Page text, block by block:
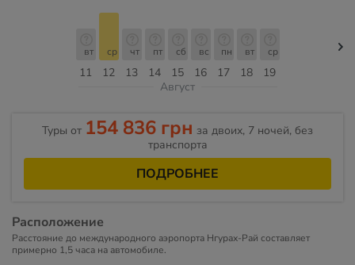
11
вт
12
ср
13
чт
14
пт
15
сб
16
вс
17
пн
18
вт
19
ср
Август
Туры от 154 836 грн за двоих, 7 ночей, без
транспорта
ПОДРОБНЕЕ
Расположение
Расстояние до международного аэропорта Нгурах-Рай составляет
примерно 1,5 часа на автомобиле.